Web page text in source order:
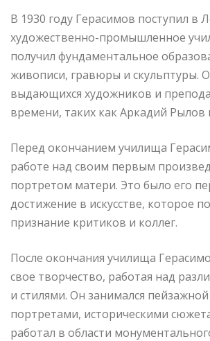
В 1930 году Герасимов поступил в
художественно-промышленное
получил фундаментальное
живописи, гравюры и скульптуры.
выдающихся художников и
времени, таких как Аркадий Рылов
Перед окончанием училища
работе над своим первым
портретом матери. Это было его
достижение в искусстве, которое
признание критиков и коллег.
После окончания училища
свое творчество, работая над
и стилями. Он занимался
портретами, историческими
работал в области